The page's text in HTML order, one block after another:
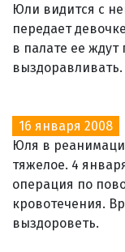
Юли видится с
передает
в палате ее
выздоравливать.
16 января 2008
Юля в
тяжелое. 4
операция по
кровотечения.
выздороветь.